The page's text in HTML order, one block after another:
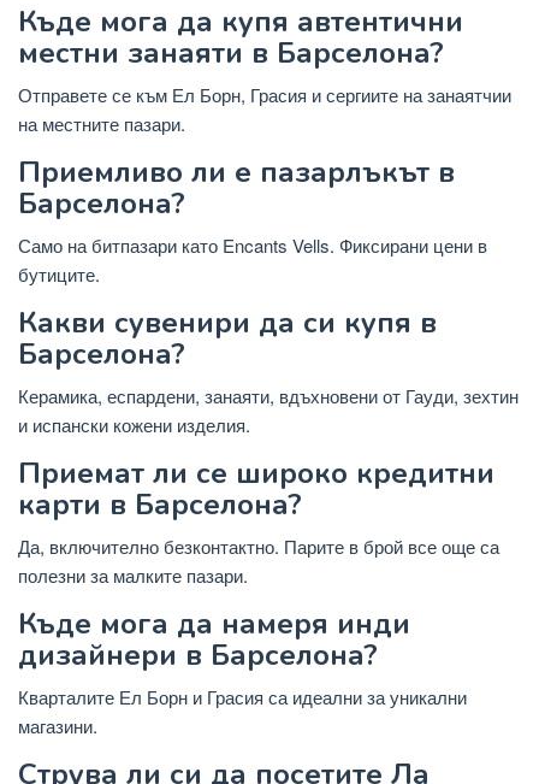
Къде мога да купя автентични
местни занаяти в Барселона?
Отправете се към Ел Борн, Грасия и сергиите на занаятчии
на местните пазари.
Приемливо ли е пазарлъкът в
Барселона?
Само на битпазари като Encants Vells. Фиксирани цени в
бутиците.
Какви сувенири да си купя в
Барселона?
Керамика, еспардени, занаяти, вдъхновени от Гауди, зехтин
и испански кожени изделия.
Приемат ли се широко кредитни
карти в Барселона?
Да, включително безконтактно. Парите в брой все още са
полезни за малките пазари.
Къде мога да намеря инди
дизайнери в Барселона?
Кварталите Ел Борн и Грасия са идеални за уникални
магазини.
Струва ли си да посетите Ла